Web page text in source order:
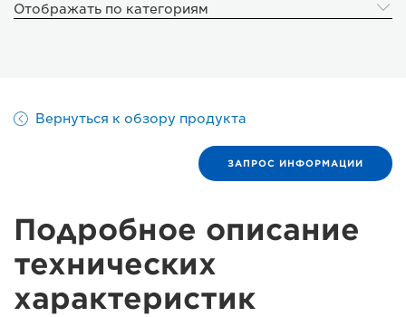
Отображать по категориям
Вернуться к обзору продукта
ЗАПРОС ИНФОРМАЦИИ
Подробное описание
технических
характеристик